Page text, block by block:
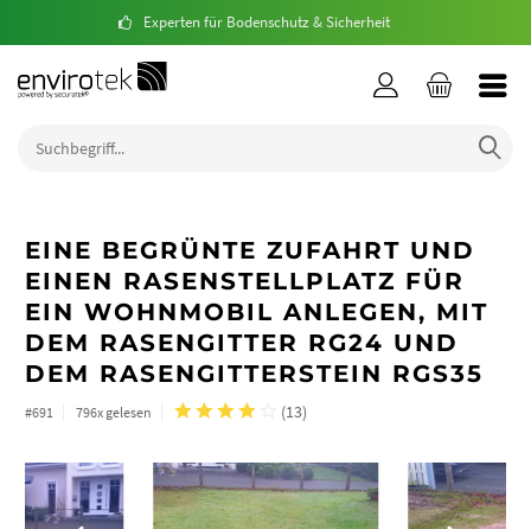
Experten für Bodenschutz & Sicherheit
EINE BEGRÜNTE ZUFAHRT UND
EINEN RASENSTELLPLATZ FÜR
EIN WOHNMOBIL ANLEGEN, MIT
DEM RASENGITTER RG24 UND
DEM RASENGITTERSTEIN RGS35
#691 796x gelesen (13)